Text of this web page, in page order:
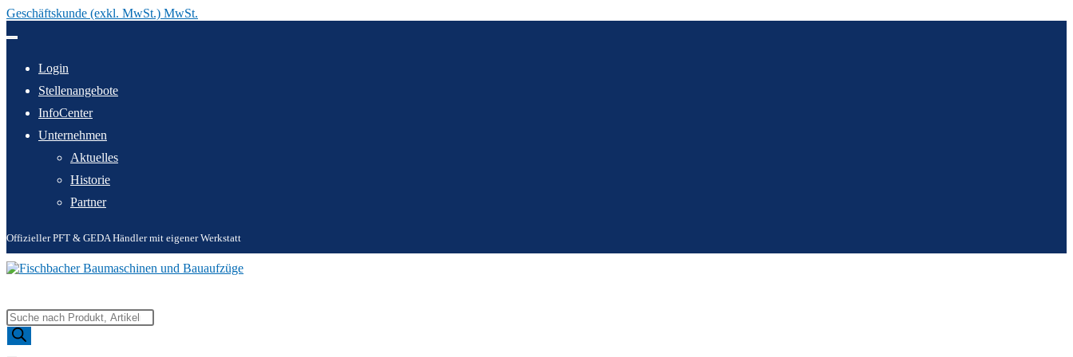
Geschäftskunde (exkl. MwSt.) MwSt.
Inhalt
Login
Stellenangebote
InfoCenter
Unternehmen
Aktuelles
Historie
Partner
Offizieller PFT & GEDA Händler mit eigener Werkstatt
Products
search